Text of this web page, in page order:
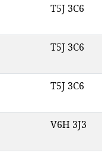
T5J 3C6
T5J 3C6
T5J 3C6
V6H 3J3